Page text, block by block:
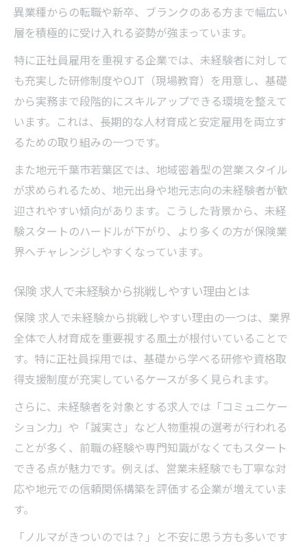
異業種からの転職や新卒、ブランクのある方まで幅広い
層を積極的に受け入れる姿勢が強まっています。
特に正社員雇用を重視する企業では、未経験者に対して
も充実した研修制度やOJT（現場教育）を用意し、基礎
から実務まで段階的にスキルアップできる環境を整えて
います。これは、長期的な人材育成と安定雇用を両立す
るための取り組みの一つです。
また地元千葉市若葉区では、地域密着型の営業スタイル
が求められるため、地元出身や地元志向の未経験者が歓
迎されやすい傾向があります。こうした背景から、未経
験スタートのハードルが下がり、より多くの方が保険業
界へチャレンジしやすくなっています。
保険 求人で未経験から挑戦しやすい理由とは
保険 求人で未経験から挑戦しやすい理由の一つは、業界
全体で人材育成を重要視する風土が根付いていることで
す。特に正社員採用では、基礎から学べる研修や資格取
得支援制度が充実しているケースが多く見られます。
さらに、未経験者を対象とする求人では「コミュニケー
ション力」や「誠実さ」など人物重視の選考が行われる
ことが多く、前職の経験や専門知識がなくてもスタート
できる点が魅力です。例えば、営業未経験でも丁寧な対
応や地元での信頼関係構築を評価する企業が増えていま
す。
「ノルマがきついのでは？」と不安に思う方も多いです